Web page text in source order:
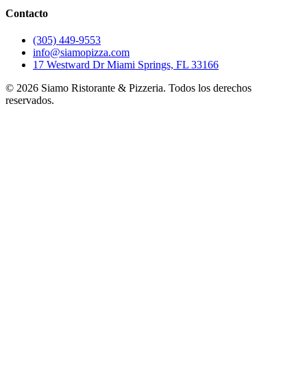
Contacto
(305) 449-9553
info@siamopizza.com
17 Westward Dr Miami Springs, FL 33166
© 2026 Siamo Ristorante & Pizzeria. Todos los derechos
reservados.